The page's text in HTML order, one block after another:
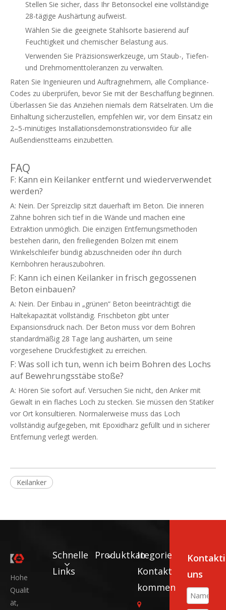
Stellen Sie sicher, dass Ihr Betonsockel eine vollständige
28-tägige Aushärtung aufweist.
Wählen Sie die geeignete Stahlsorte basierend auf
Feuchtigkeit und chemischer Belastung aus.
Verwenden Sie Präzisionswerkzeuge, um Staub-, Tiefen-
und Drehmomenttoleranzen zu verwalten.
Raten Sie Ingenieuren und Auftragnehmern, alle Compliance-
Codes zu überprüfen, bevor Sie mit der Beschaffung beginnen.
Überlassen Sie das Anziehen niemals dem Rätselraten. Um die
Einhaltung sicherzustellen, empfehlen wir, vor dem Einsatz ein
2–5-minütiges Installationsdemonstrationsvideo für alle
Außendienstteams einzubetten.
FAQ
F: Kann ein Keilanker entfernt und wiederverwendet
werden?
A: Nein. Der Spreizclip sitzt dauerhaft im Beton. Die inneren
Zähne bohren sich tief in die Wände und machen eine
Extraktion unmöglich. Die einzigen Entfernungsmethoden
bestehen darin, den freiliegenden Bolzen mit einem
Winkelschleifer bündig abzuschneiden oder ihn durch
Kernbohren herauszubohren.
F: Kann ich einen Keilanker in frisch gegossenen
Beton einbauen?
A: Nein. Der Einbau in „grünen“ Beton beeinträchtigt die
Haltekapazität vollständig. Frischbeton gibt unter
Expansionsdruck nach. Der Beton muss vor dem Bohren
standardmäßig 28 Tage lang aushärten, um seine
vorgesehene Druckfestigkeit zu erreichen.
F: Was soll ich tun, wenn ich beim Bohren des Lochs
auf Bewehrungsstäbe stoße?
A: Hören Sie sofort auf. Versuchen Sie nicht, den Anker mit
Gewalt in ein flaches Loch zu stecken. Sie müssen den Statiker
vor Ort konsultieren. Normalerweise muss das Loch
vollständig aufgegeben, mit Epoxidharz gefüllt und in sicherer
Entfernung verlegt werden.
Keilanker
Hohe
Qualit
ät,
Schnelle
Links
Produktkategorie
In
Kontakt
kommen

uns